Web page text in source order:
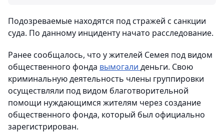
Подозреваемые находятся под стражей с санкции
суда. По данному инциденту начато расследование.
Ранее сообщалось, что у жителей Семея под видом
общественного фонда вымогали деньги. Свою
криминальную деятельность члены группировки
осуществляли под видом благотворительной
помощи нуждающимся жителям через создание
общественного фонда, который был официально
зарегистрирован.